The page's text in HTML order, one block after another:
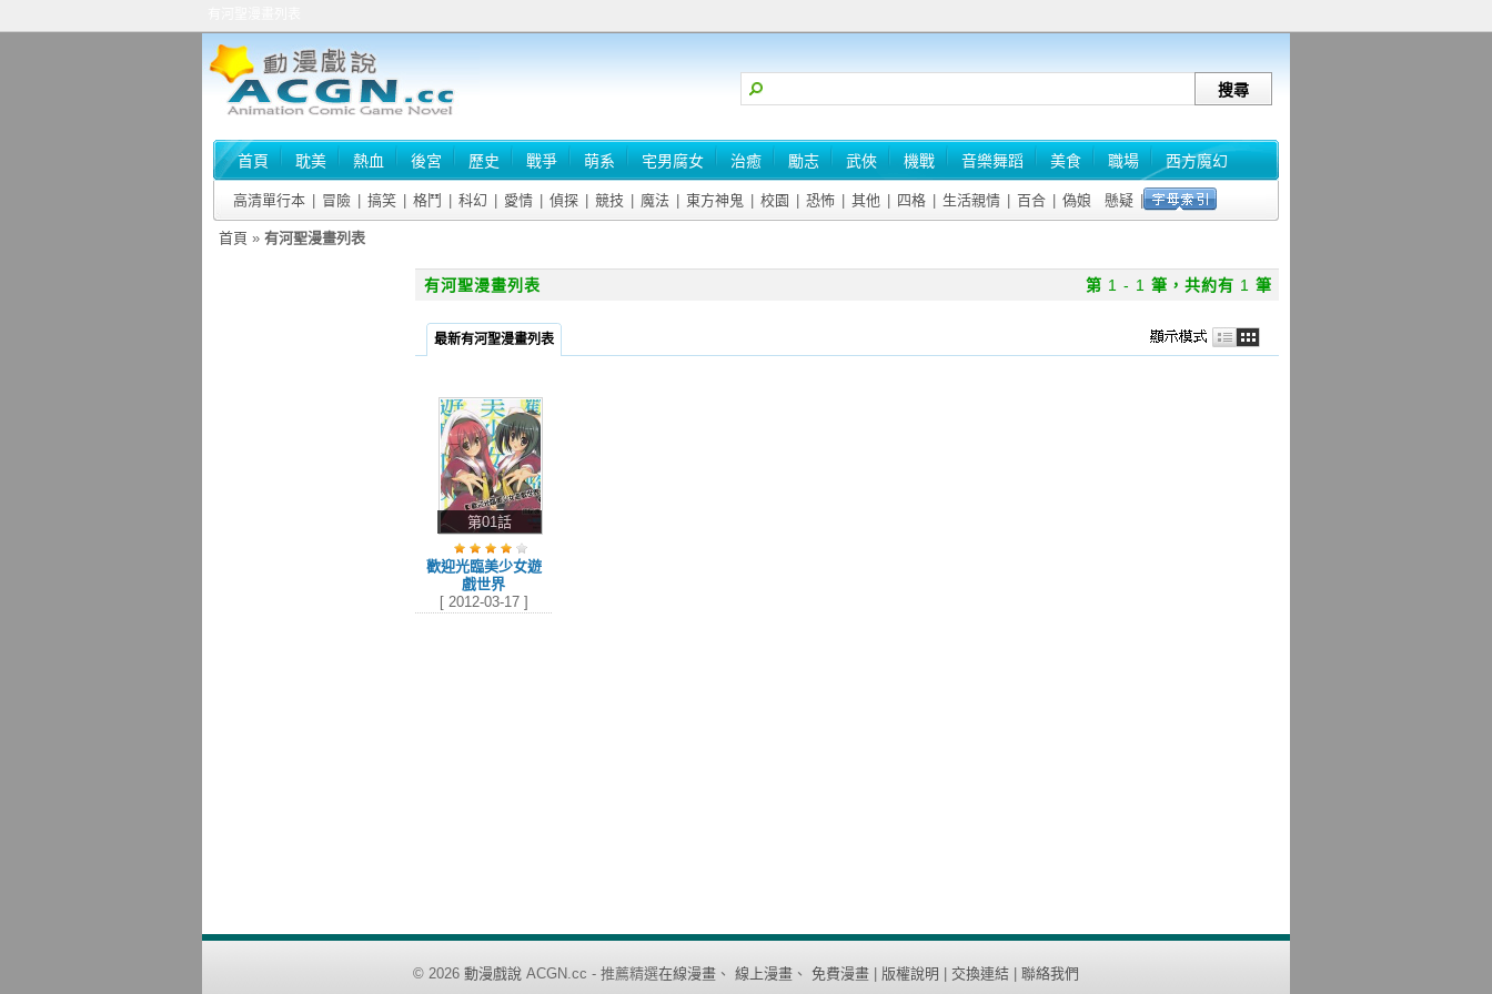
首頁 耽美 熱血 後宮 歷史 戰爭 萌系 宅男腐女 治癒 勵志 武俠 機戰 音樂舞蹈 美食 職場 西方魔幻
高清單行本 冒險 搞笑 格鬥 科幻 愛情 偵探 競技 魔法 東方神鬼 校園 恐怖 其他 四格 生活親情 百合 偽娘 懸疑
首頁 » 有河聖漫畫列表
有河聖漫畫列表 第 1 - 1 筆，共約有 1 筆
最新有河聖漫畫列表
第01話
歡迎光臨美少女遊
戲世界
[ 2012-03-17 ]
© 2026 動漫戲說 ACGN.cc - 推薦精選在線漫畫 、 線上漫畫 、 免費漫畫 版權說明 交換連結 聯絡我們